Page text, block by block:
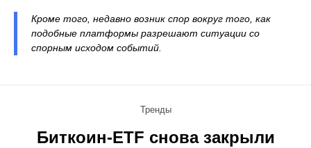
Кроме того, недавно возник спор вокруг того, как
подобные платформы разрешают ситуации со
спорным исходом событий.
Тренды
Биткоин-ETF снова закрыли